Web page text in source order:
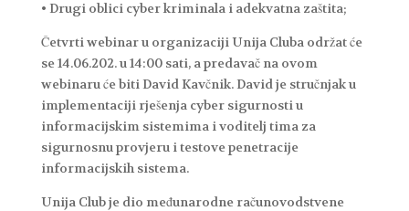
• Drugi oblici cyber kriminala i adekvatna zaštita;
Četvrti webinar u organizaciji Unija Cluba održat će
se 14.06.202. u 14:00 sati, a predavač na ovom
webinaru će biti David Kavčnik. David je stručnjak u
implementaciji rješenja cyber sigurnosti u
informacijskim sistemima i voditelj tima za
sigurnosnu provjeru i testove penetracije
informacijskih sistema.
Unija Club je dio međunarodne računovodstvene